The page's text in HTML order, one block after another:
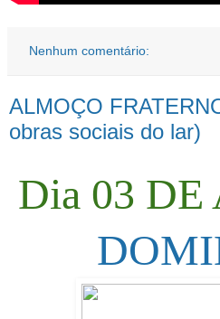
Nenhum comentário:
ALMOÇO
obras sociais do lar)
Dia 03 DE